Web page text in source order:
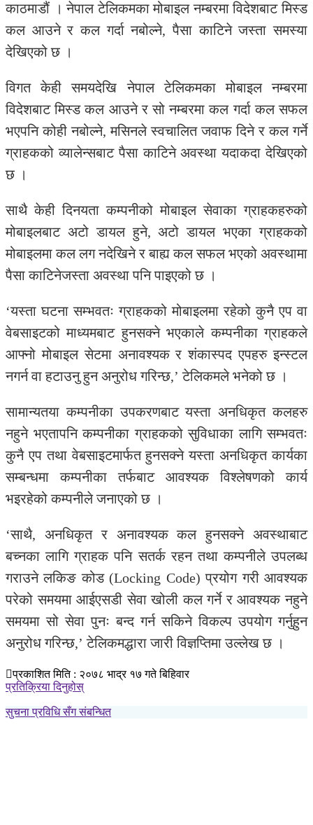
काठमाडौं । नेपाल टेलिकमका मोबाइल नम्बरमा विदेशबाट मिस्ड
कल आउने र कल गर्दा नबोल्ने, पैसा काटिने जस्ता समस्या
देखिएको छ ।
विगत केही समयदेखि नेपाल टेलिकमका मोबाइल नम्बरमा
विदेशबाट मिस्ड कल आउने र सो नम्बरमा कल गर्दा कल सफल
भएपनि कोही नबोल्ने, मसिनले स्वचालित जवाफ दिने र कल गर्ने
ग्राहकको व्यालेन्सबाट पैसा काटिने अवस्था यदाकदा देखिएको
छ ।
साथै केही दिनयता कम्पनीको मोबाइल सेवाका ग्राहकहरुको
मोबाइलबाट अटो डायल हुने, अटो डायल भएका ग्राहकको
मोबाइलमा कल लग नदेखिने र बाह्य कल सफल भएको अवस्थामा
पैसा काटिनेजस्ता अवस्था पनि पाइएको छ ।
‘यस्ता घटना सम्भवतः ग्राहकको मोबाइलमा रहेको कुनै एप वा
वेबसाइटको माध्यमबाट हुनसक्ने भएकाले कम्पनीका ग्राहकले
आफ्नो मोबाइल सेटमा अनावश्यक र शंकास्पद एपहरु इन्स्टल
नगर्न वा हटाउनु हुन अनुरोध गरिन्छ,’ टेलिकमले भनेको छ ।
सामान्यतया कम्पनीका उपकरणबाट यस्ता अनधिकृत कलहरु
नहुने भएतापनि कम्पनीका ग्राहकको सुविधाका लागि सम्भवतः
कुनै एप तथा वेबसाइटमार्फत हुनसक्ने यस्ता अनधिकृत कार्यका
सम्बन्धमा कम्पनीका तर्फबाट आवश्यक विश्लेषणको कार्य
भइरहेको कम्पनीले जनाएको छ ।
‘साथै, अनधिकृत र अनावश्यक कल हुनसक्ने अवस्थाबाट
बच्नका लागि ग्राहक पनि सतर्क रहन तथा कम्पनीले उपलब्ध
गराउने लकिङ कोड (Locking Code) प्रयोग गरी आवश्यक
परेको समयमा आईएसडी सेवा खोली कल गर्ने र आवश्यक नहुने
समयमा सो सेवा पुनः बन्द गर्न सकिने विकल्प उपयोग गर्नुहुन
अनुरोध गरिन्छ,’ टेलिकमद्धारा जारी विज्ञप्तिमा उल्लेख छ ।
प्रकाशित मिति : २०७८ भाद्र १७ गते बिहिवार
प्रतिक्रिया दिनुहोस्
सुचना प्रविधि सँग संबन्धित